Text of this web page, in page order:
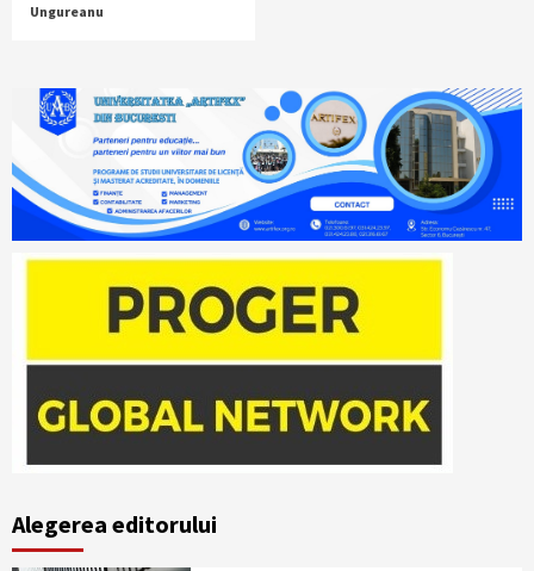
Ungureanu
Alegerea editorului